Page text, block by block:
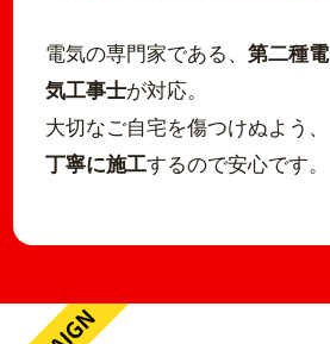
電気の専門家である、 第二種電
気工事士が対応。
大切なご自宅を傷つけぬよう、
丁寧に施工するので安心です。